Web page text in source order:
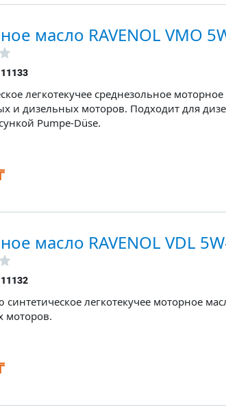
масло RAVENOL VMO
легкотекучее среднезольное
и дизельных моторов. Подходит для
Pumpe-Düse.
масло RAVENOL VDL
синтетическое легкотекучее моторное
моторов.